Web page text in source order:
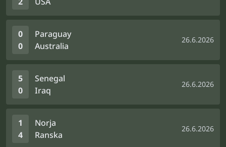
0
0
Paraguay
Australia
26.6.2026
5
0
Senegal
Iraq
26.6.2026
1
4
Norja
Ranska
26.6.2026